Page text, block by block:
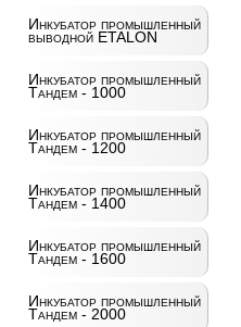
Инкубатор промышленный
выводной ETALON
Инкубатор промышленный
Тандем - 1000
Инкубатор промышленный
Тандем - 1200
Инкубатор промышленный
Тандем - 1400
Инкубатор промышленный
Тандем - 1600
Инкубатор промышленный
Тандем - 2000